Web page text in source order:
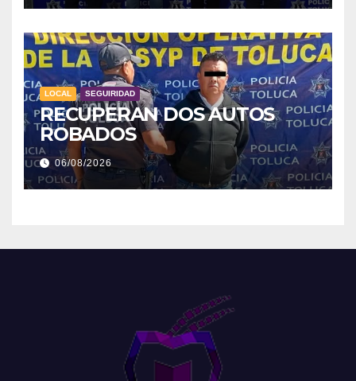
LOCAL SEGUIRIDAD
RECUPERAN DOS AUTOS
ROBADOS
06/08/2026